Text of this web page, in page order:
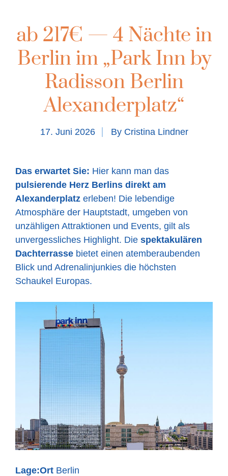
ab 217€ — 4 Nächte in
Berlin im „Park Inn by
Radisson Berlin
Alexanderplatz“
17. Juni 2026 By Cristina Lindner
Das erwartet Sie: Hier kann man das
pulsierende Herz Berlins direkt am
Alexanderplatz erleben! Die lebendige
Atmosphäre der Hauptstadt, umgeben von
unzähligen Attraktionen und Events, gilt als
unvergessliches Highlight. Die spektakulären
Dachterrasse bietet einen atemberaubenden
Blick und Adrenalinjunkies die höchsten
Schaukel Europas.
Lage:Ort Berlin